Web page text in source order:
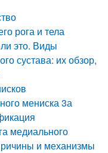
рога и тела
это. Виды
сустава: их обзор,
мениска 3а
медиального
и механизмы